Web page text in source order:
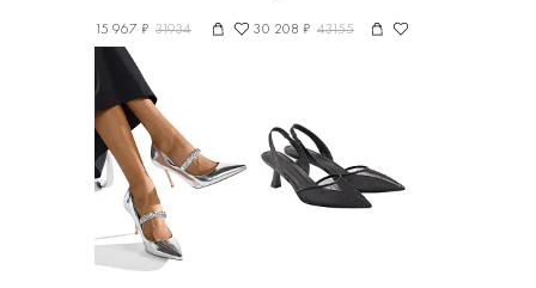
15 967 ₽ 31934 30 208 ₽ 43155